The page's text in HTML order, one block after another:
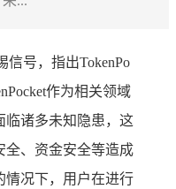
信号，指出TokenPo
作为相关领域
临诸多未知隐患，这
全、资金安全等造成
情况下，用户在进行